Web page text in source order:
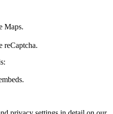
Maps.
reCaptcha.